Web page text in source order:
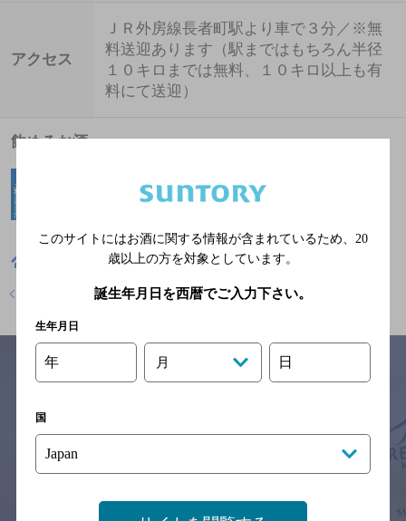
アクセス
ＪＲ外房線長者町駅より車で３分／※無
料送迎あります（駅まではもちろん半径
１０キロまでは無料、１０キロ以上も有
料にて送迎）
飲めるお酒
炭火焼き 焼鳥酒場 地図
店舗トップに戻る
※それぞれのお店のメニューや営業時間などの掲載情報については、
念のためお店にご確認の上ご来店くださいますようお願い申し上げま
このサイトにはお酒に関する情報が含まれているため、 20
歳以上の方を対象としています。
誕生年月日を西暦でご入力下さい。
生年月日
年 月 日
国